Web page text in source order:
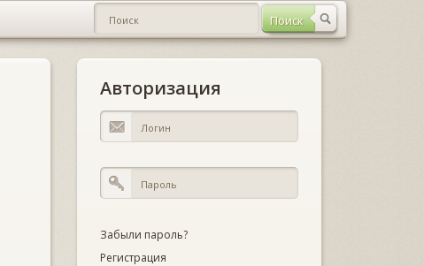
Авторизация
Забыли пароль?
Регистрация